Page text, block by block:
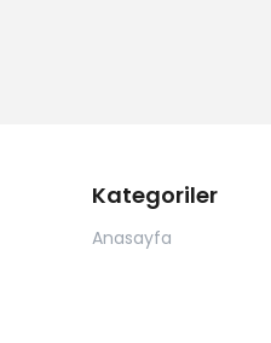
Kategoriler
Anasayfa